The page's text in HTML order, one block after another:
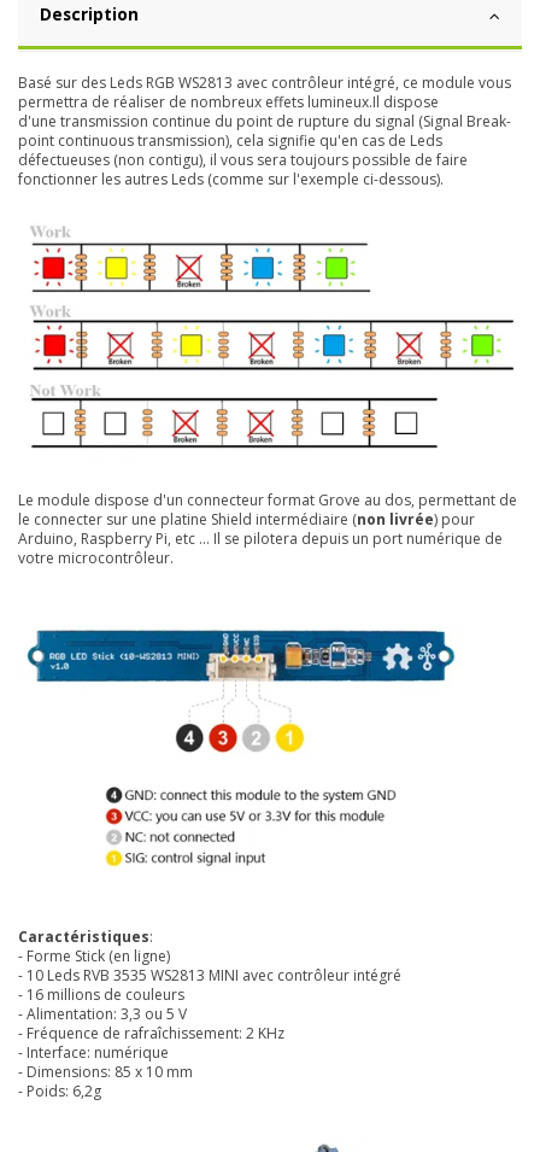
Description
Basé sur des Leds RGB WS2813 avec contrôleur intégré, ce module vous
permettra de réaliser de nombreux effets lumineux.Il dispose
d'une transmission continue du point de rupture du signal (Signal Break-
point continuous transmission), cela signifie qu'en cas de Leds
défectueuses (non contigu), il vous sera toujours possible de faire
fonctionner les autres Leds (comme sur l'exemple ci-dessous).
Le module dispose d'un connecteur format Grove au dos, permettant de
le connecter sur une platine Shield intermédiaire (non livrée) pour
Arduino, Raspberry Pi, etc ... Il se pilotera depuis un port numérique de
votre microcontrôleur.
Caractéristiques:
- Forme Stick (en ligne)
- 10 Leds RVB 3535 WS2813 MINI avec contrôleur intégré
- 16 millions de couleurs
- Alimentation: 3,3 ou 5 V
- Fréquence de rafraîchissement: 2 KHz
- Interface: numérique
- Dimensions: 85 x 10 mm
- Poids: 6,2g